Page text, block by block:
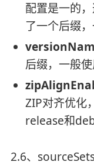
配置是一的
了一个后缀，
后缀，一般使
ZIP对齐优化
release和
2.6、